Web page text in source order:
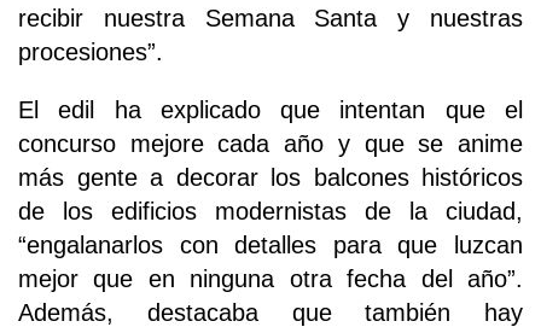
recibir nuestra Semana Santa y nuestras
procesiones”.
El edil ha explicado que intentan que el
concurso mejore cada año y que se anime
más gente a decorar los balcones históricos
de los edificios modernistas de la ciudad,
“engalanarlos con detalles para que luzcan
mejor que en ninguna otra fecha del año”.
Además, destacaba que también hay